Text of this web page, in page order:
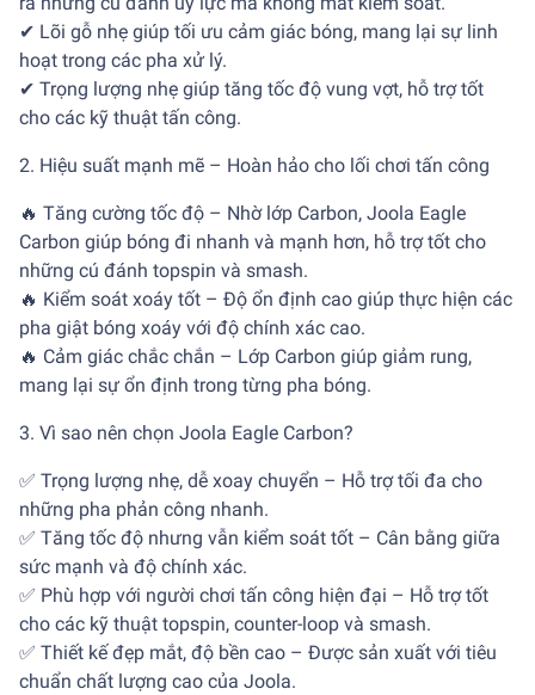
✔ Lõi gỗ nhẹ giúp tối ưu cảm giác bóng, mang lại sự linh
hoạt trong các pha xử lý.
✔ Trọng lượng nhẹ giúp tăng tốc độ vung vợt, hỗ trợ tốt
cho các kỹ thuật tấn công.
2. Hiệu suất mạnh mẽ – Hoàn hảo cho lối chơi tấn công
🔥 Tăng cường tốc độ – Nhờ lớp Carbon, Joola Eagle
Carbon giúp bóng đi nhanh và mạnh hơn, hỗ trợ tốt cho
những cú đánh topspin và smash.
🔥 Kiểm soát xoáy tốt – Độ ổn định cao giúp thực hiện các
pha giật bóng xoáy với độ chính xác cao.
🔥 Cảm giác chắc chắn – Lớp Carbon giúp giảm rung,
mang lại sự ổn định trong từng pha bóng.
3. Vì sao nên chọn Joola Eagle Carbon?
✅ Trọng lượng nhẹ, dễ xoay chuyển – Hỗ trợ tối đa cho
những pha phản công nhanh.
✅ Tăng tốc độ nhưng vẫn kiểm soát tốt – Cân bằng giữa
sức mạnh và độ chính xác.
✅ Phù hợp với người chơi tấn công hiện đại – Hỗ trợ tốt
cho các kỹ thuật topspin, counter-loop và smash.
✅ Thiết kế đẹp mắt, độ bền cao – Được sản xuất với tiêu
chuẩn chất lượng cao của Joola.